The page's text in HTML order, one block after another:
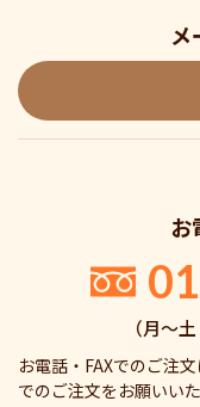
メ
お
（月〜
お電話・FAXでのご注
でのご注文をお願いいた